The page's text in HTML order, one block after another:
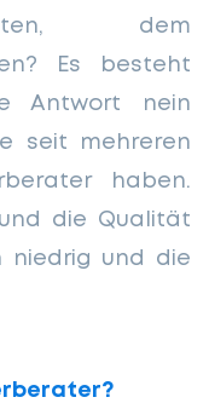
dem
Es besteht
Antwort nein
seit mehreren
haben.
die Qualität
niedrig und die